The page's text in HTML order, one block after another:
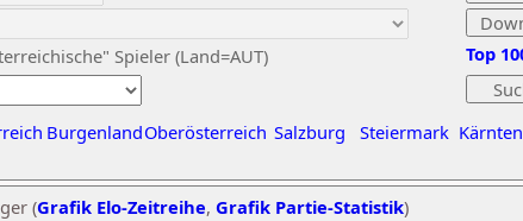
Spieler (Land=AUT)
BurgenlandOberösterreich Salzburg Steiermark Kärnten
Top
(Grafik Elo-Zeitreihe, Grafik Partie-Statistik)